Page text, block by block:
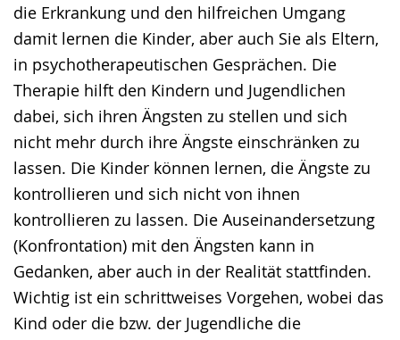
die Erkrankung und den hilfreichen Umgang
damit lernen die Kinder, aber auch Sie als Eltern,
in psychotherapeutischen Gesprächen. Die
Therapie hilft den Kindern und Jugendlichen
dabei, sich ihren Ängsten zu stellen und sich
nicht mehr durch ihre Ängste einschränken zu
lassen. Die Kinder können lernen, die Ängste zu
kontrollieren und sich nicht von ihnen
kontrollieren zu lassen. Die Auseinandersetzung
(Konfrontation) mit den Ängsten kann in
Gedanken, aber auch in der Realität stattfinden.
Wichtig ist ein schrittweises Vorgehen, wobei das
Kind oder die bzw. der Jugendliche die